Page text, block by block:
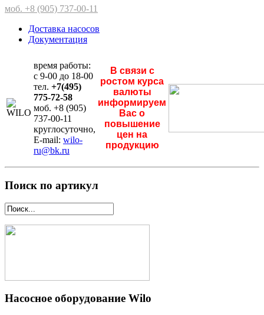
моб. +8 (905) 737-00-11
Доставка насосов
Документация
время работы:
с 9-00 до 18-00
тел. +7(495)
775-72-58
моб. +8 (905)
737-00-11
круглосуточно,
E-mail: wilo-
ru@bk.ru
В связи с
ростом курса
валюты
информируем
Вас о
повышение
цен на
продукцию
Поиск по артикул
Насосное оборудование Wilo